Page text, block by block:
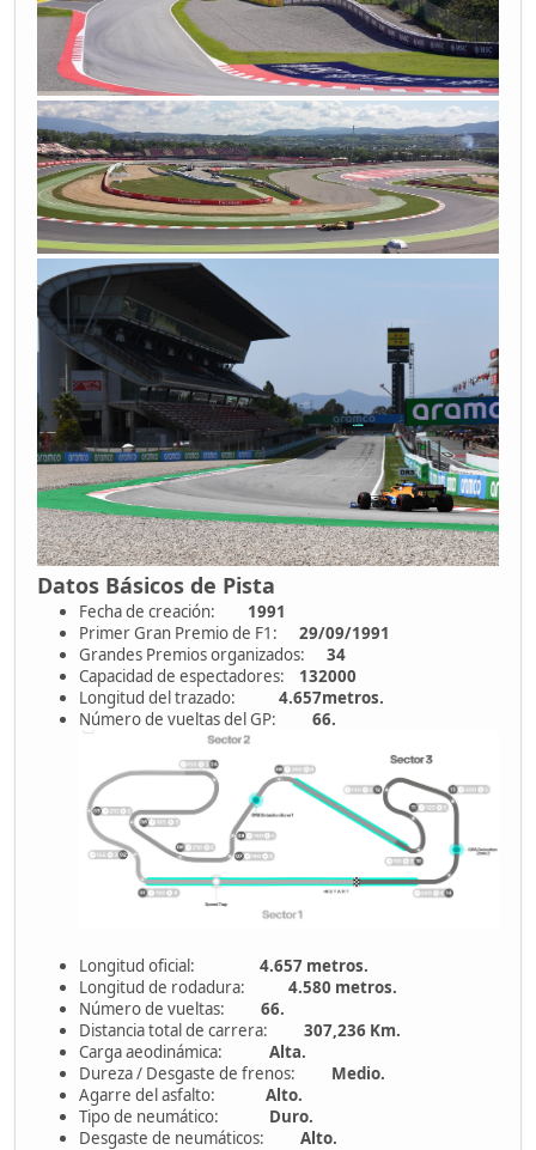
Datos Básicos de Pista
Fecha de creación:
1991
Primer Gran Premio de F1: 29/09/1991
Grandes Premios organizados: 34
Capacidad de espectadores: 132000
Longitud del trazado: 4.657metros.
Número de vueltas del GP: 66.
Longitud oficial: 4.657 metros.
Longitud de rodadura: 4.580 metros.
Número de vueltas: 66.
Distancia total de carrera: 307,236 Km.
Carga aeodinámica:
Alta.
Dureza / Desgaste de frenos: Medio.
Agarre del asfalto: Alto.
Tipo de neumático: Duro.
Desgaste de neumáticos: Alto.